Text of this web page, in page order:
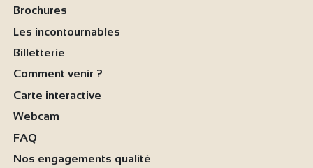
Brochures
Les incontournables
Billetterie
Comment venir ?
Carte interactive
Webcam
FAQ
Nos engagements qualité